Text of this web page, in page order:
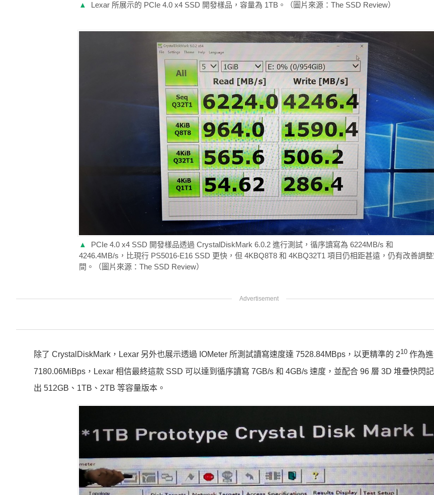
▲ Lexar 所展示的 PCIe 4.0 x4 SSD 開發樣品，容量為 1TB。（圖片來源：The SSD Review）
▲
PCIe 4.0 x4 SSD 開發樣品透過 CrystalDiskMark 6.0.2 進行測試，循序讀寫為 6224MB/s 和
4246.4MB/s，比現行 PS5016-E16 SSD 更快，但 4KBQ8T8 和 4KBQ32T1 項目仍相距甚遠，仍有改善調整
間。（圖片來源：The SSD Review）
除了 CrystalDiskMark，Lexar 另外也展示透過 IOMeter 所測試讀寫速度達 7528.84MBps，以更精準的 210 作為
7180.06MiBps，Lexar 相信最終這款 SSD 可以達到循序讀寫 7GB/s 和 4GB/s 速度，並配合 96 層 3D 堆疊快閃
出 512GB、1TB、2TB 等容量版本。